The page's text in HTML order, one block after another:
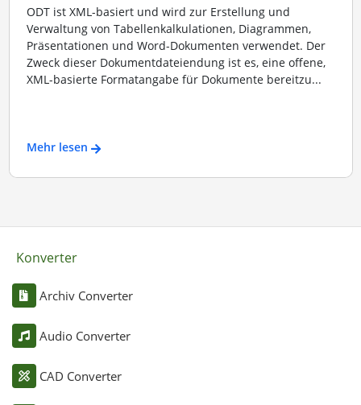
ODT ist XML-basiert und wird zur Erstellung und
Verwaltung von Tabellenkalkulationen, Diagrammen,
Präsentationen und Word-Dokumenten verwendet. Der
Zweck dieser Dokumentdateiendung ist es, eine offene,
XML-basierte Formatangabe für Dokumente bereitzu...
Mehr lesen
Konverter
Archiv Converter
Audio Converter
CAD Converter